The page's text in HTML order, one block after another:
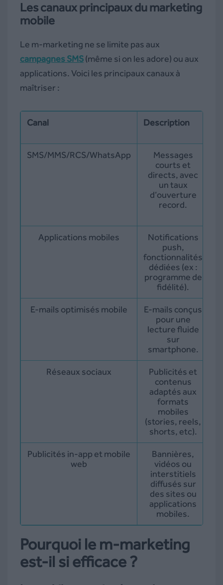
Les canaux principaux du marketing
mobile
Le m-marketing ne se limite pas aux
campagnes SMS(même si on les adore) ou aux
applications. Voici les principaux canaux à
maîtriser :
Canal Description
SMS/MMS/RCS/WhatsApp
Messages
courts et
directs, avec
un taux
d’ouverture
record.
Applications mobiles
Notifications
push,
fonctionnalités
dédiées (ex :
programme de
fidélité).
E-mails optimisés mobile
E-mails conçus
pour une
lecture fluide
sur
smartphone.
Réseaux sociaux
Publicités et
contenus
adaptés aux
formats
mobiles
(stories, reels,
shorts, etc).
Publicités in-app et mobile
web
Bannières,
vidéos ou
interstitiels
diffusés sur
des sites ou
applications
mobiles.
Pourquoi le m-marketing
est-il si efficace ?